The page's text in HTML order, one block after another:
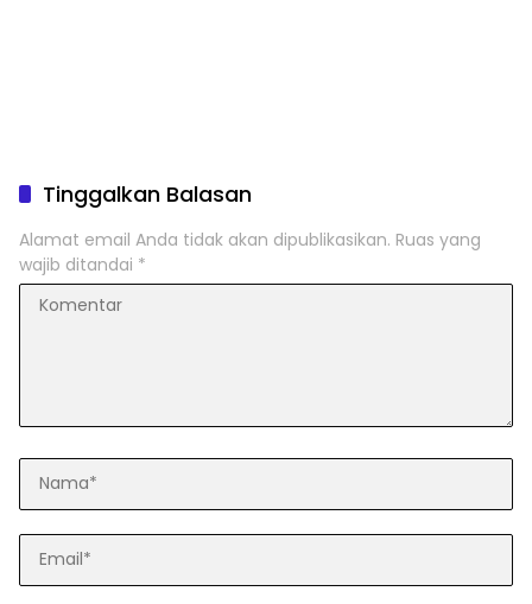
Tinggalkan Balasan
Alamat email Anda tidak akan dipublikasikan. Ruas yang
wajib ditandai *